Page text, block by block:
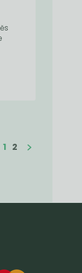
1 2